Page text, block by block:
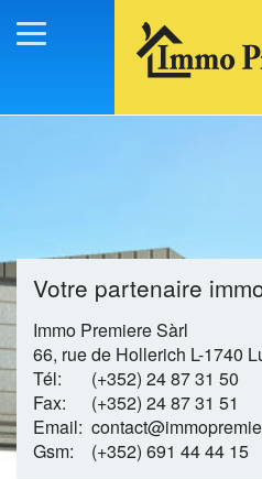
Votre partenaire
Immo Premiere Sàrl
66, rue de Hollerich L-1740
Tél:
(+352) 24 87 31 50
Fax:
(+352) 24 87 31 51
Email:
Gsm:
(+352) 691 44 44 15